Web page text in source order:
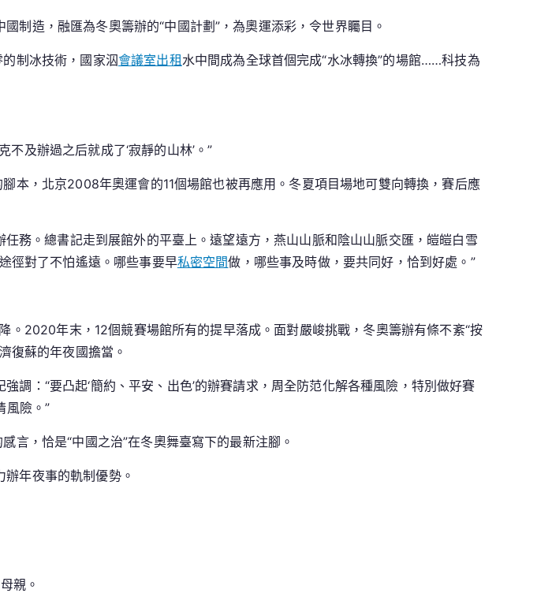
制造，融匯為冬奧籌辦的“中國計劃”，為奧運添彩，令世界矚目。
制冰技術，國家泅會議室出租水中間成為全球首個完成“水冰轉換”的場館……科技為
及辦過之后就成了‘寂靜的山林’。”
本，北京2008年奧運會的11個場館也被再應用。冬夏項目場地可雙向轉換，賽后應
任務。總書記走到展館外的平臺上。遠望遠方，燕山山脈和陰山山脈交匯，皚皚白雪
徑對了不怕遙遠。哪些事要早私密空間做，哪些事及時做，要共同好，恰到好處。”
。2020年末，12個競賽場館所有的提早落成。面對嚴峻挑戰，冬奧籌辦有條不紊“按
復蘇的年夜國擔當。
調：“要凸起‘簡約、平安、出色’的辦賽請求，周全防范化解各種風險，特別做好賽
風險。”
言，恰是“中國之治”在冬奧舞臺寫下的最新注腳。
年夜事的軌制優勢。
親。